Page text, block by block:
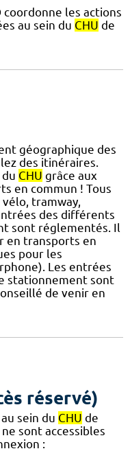
coordonne les actions
au sein du CHU de
géographique des
des itinéraires.
CHU grâce aux
en commun ! Tous
tramway,
des différents
sont réglementés. Il
en transports en
pour les
Les entrées
stationnement sont
de venir en
réservé)
sein du CHU de
sont accessibles
: